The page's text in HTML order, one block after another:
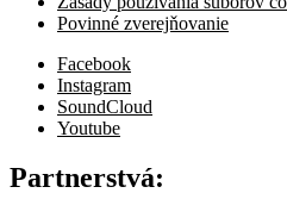
Povinné zverejňovanie
Facebook
Instagram
SoundCloud
Youtube
Partnerstvá: